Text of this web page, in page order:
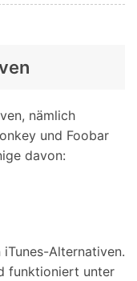
nämlich
und Foobar
davon:
Alternativen.
funktioniert unter